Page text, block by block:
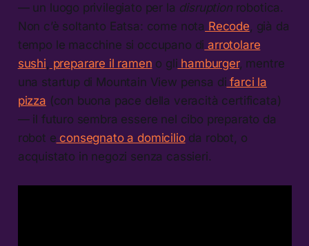
— un luogo privilegiato per la disruptionrobotica.
Non c’è soltanto Eatsa: come nota Recode, già da
tempo le macchine si occupano di arrotolare
sushi, preparare il ramen o gli hamburger, mentre
una startup di Mountain View pensa di farci la
pizza (con buona pace della veracità certificata)
— il futuro sembra essere nel cibo preparato da
robot e consegnato a domicilioda robot, o
acquistato in negozi senza cassieri.